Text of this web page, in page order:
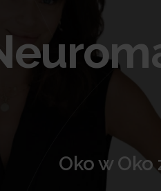
Oko w